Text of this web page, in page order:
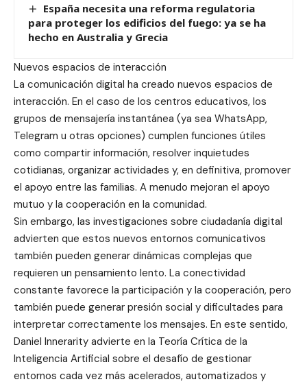
España necesita una reforma regulatoria
para proteger los edificios del fuego: ya se ha
hecho en Australia y Grecia
Nuevos espacios de interacción
La comunicación digital ha creado nuevos espacios de
interacción. En el caso de los centros educativos, los
grupos de mensajería instantánea (ya sea WhatsApp,
Telegram u otras opciones) cumplen funciones útiles
como compartir información, resolver inquietudes
cotidianas, organizar actividades y, en definitiva, promover
el apoyo entre las familias. A menudo mejoran el apoyo
mutuo y la cooperación en la comunidad.
Sin embargo, las investigaciones sobre ciudadanía digital
advierten que estos nuevos entornos comunicativos
también pueden generar dinámicas complejas que
requieren un pensamiento lento. La conectividad
constante favorece la participación y la cooperación, pero
también puede generar presión social y dificultades para
interpretar correctamente los mensajes. En este sentido,
Daniel Innerarity advierte en la Teoría Crítica de la
Inteligencia Artificial sobre el desafío de gestionar
entornos cada vez más acelerados, automatizados y